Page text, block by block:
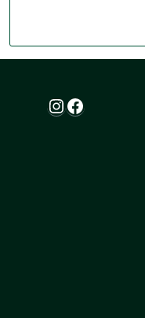
Instagram
Facebook